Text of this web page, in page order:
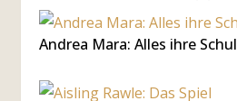
Andrea Mara: Alles ihre